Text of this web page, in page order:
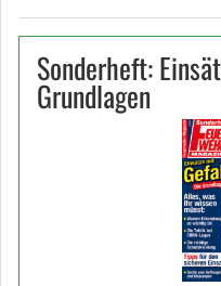
Sonderheft:
Grundlagen